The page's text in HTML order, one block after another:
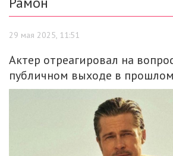
29 мая 2025, 11:51
Актер отреагировал на
публичном выходе в